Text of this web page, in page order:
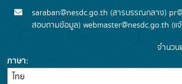
saraban@nesdc.go.th (สารบรรณกลาง)
สอบถามข้อมูล) webmaster@nesdc.go.th (แ
จำนวน
ภาษา